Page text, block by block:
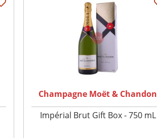
Champagne Moët & Chandon
Impérial Brut Gift Box - 750 mL